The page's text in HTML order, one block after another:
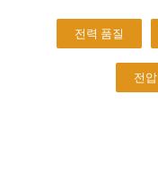
전력 품질
전